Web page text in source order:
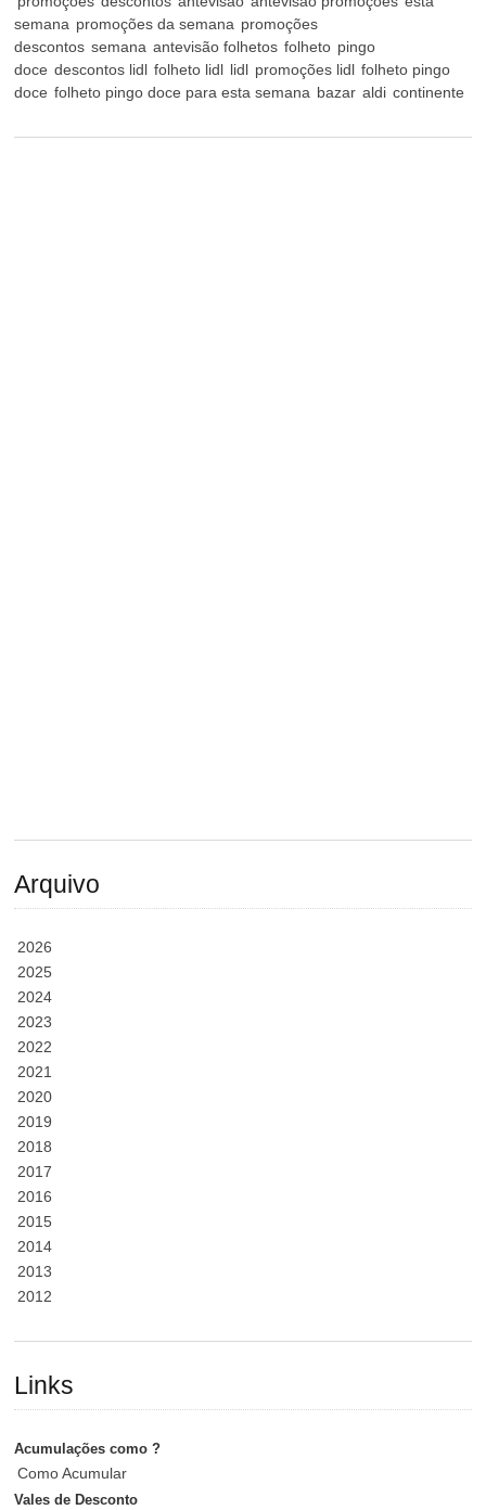
semana promoções da semana promoções
descontos semana antevisão folhetos folheto pingo
doce descontos lidl folheto lidl lidl promoções lidl folheto pingo
doce folheto pingo doce para esta semana bazar aldi continente
Arquivo
2026
2025
2024
2023
2022
2021
2020
2019
2018
2017
2016
2015
2014
2013
2012
Links
Acumulações como ?
Como Acumular
Vales de Desconto